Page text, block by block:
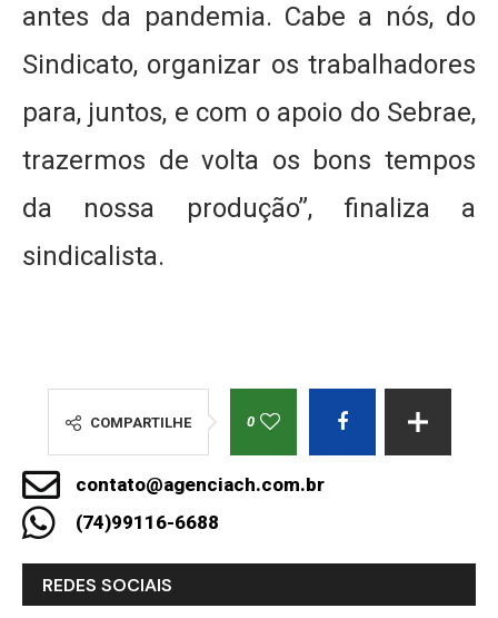
antes da pandemia. Cabe a nós, do
Sindicato, organizar os trabalhadores
para, juntos, e com o apoio do Sebrae,
trazermos de volta os bons tempos
da nossa produção”, finaliza a
sindicalista.
COMPARTILHE 0
contato@agenciach.com.br
(74)99116-6688
REDES SOCIAIS